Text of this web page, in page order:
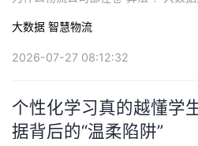
大数据 智慧物流
2026-07-27 08:12:32
个性化学习真的越懂学
据背后的“温柔陷阱”